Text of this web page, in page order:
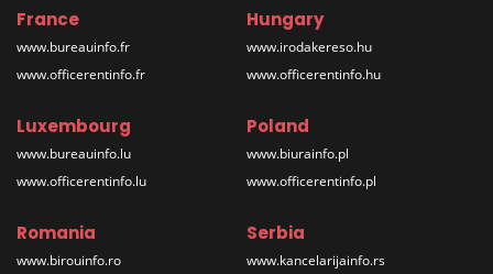
France
www.bureauinfo.fr
www.officerentinfo.fr
Hungary
www.irodakereso.hu
www.officerentinfo.hu
Luxembourg
www.bureauinfo.lu
www.officerentinfo.lu
Poland
www.biurainfo.pl
www.officerentinfo.pl
Romania
www.birouinfo.ro
Serbia
www.kancelarijainfo.rs